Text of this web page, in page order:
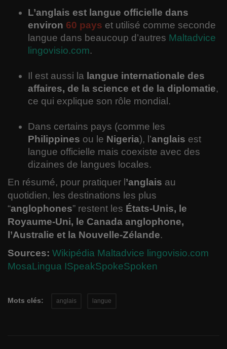
L’anglais est langue officielle dans
environ 60 pays et utilisé comme seconde
langue dans beaucoup d’autres Maltadvice
lingovisio.com.
Il est aussi la langue internationale des
affaires, de la science et de la diplomatie,
ce qui explique son rôle mondial.
Dans certains pays (comme les
Philippines ou le Nigeria), l’anglais est
langue officielle mais coexiste avec des
dizaines de langues locales.
En résumé, pour pratiquer l ’anglais au
quotidien, les destinations les plus
“anglophones” restent les États-Unis, le
Royaume-Uni, le Canada anglophone,
l’Australie et la Nouvelle-Zélande.
Sources: Wikipédia Maltadvice lingovisio.com
MosaLingua ISpeakSpokeSpoken
Mots clés: anglais langue